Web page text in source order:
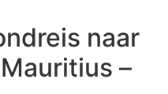
naar
–